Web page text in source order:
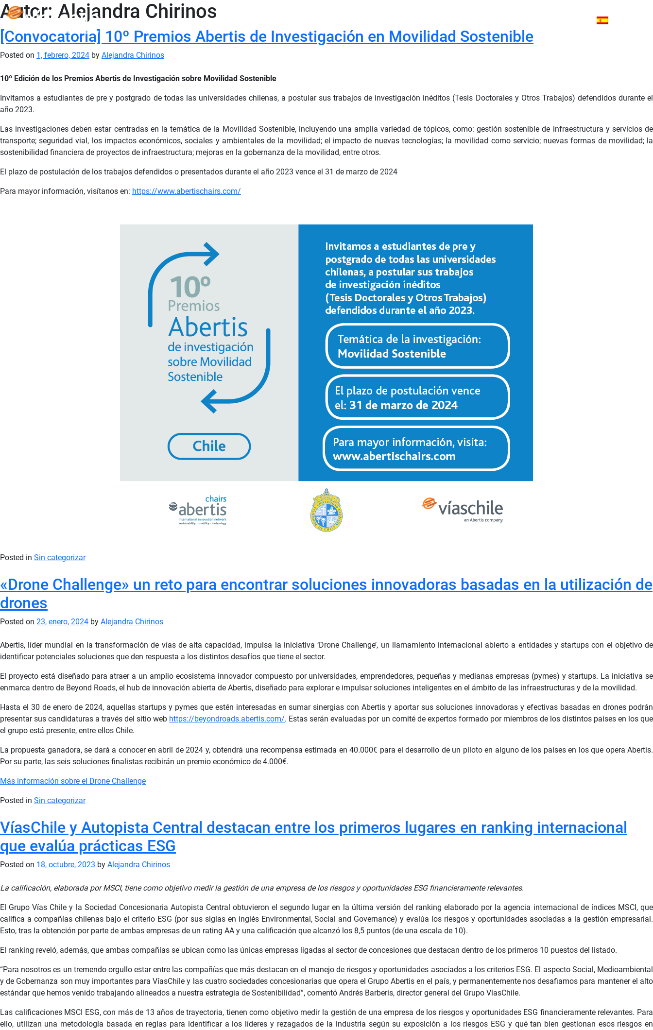
Autor: Alejandra Chirinos
[Convocatoria] 10º Premios Abertis de Investigación en Movilidad Sostenible
Posted on 1, febrero, 2024 by Alejandra Chirinos
10º Edición de los Premios Abertis de Investigación sobre Movilidad Sostenible
Invitamos a estudiantes de pre y postgrado de todas las universidades chilenas, a postular sus trabajos de investigación inéditos (Tesis Doctorales y Otros Trabajos) defendidos durante el
año 2023.
Las investigaciones deben estar centradas en la temática de la Movilidad Sostenible, incluyendo una amplia variedad de tópicos, como: gestión sostenible de infraestructura y servicios de
transporte; seguridad vial, los impactos económicos, sociales y ambientales de la movilidad; el impacto de nuevas tecnologías; la movilidad como servicio; nuevas formas de movilidad; la
sostenibilidad financiera de proyectos de infraestructura; mejoras en la gobernanza de la movilidad, entre otros.
El plazo de postulación de los trabajos defendidos o presentados durante el año 2023 vence el 31 de marzo de 2024
Para mayor información, visítanos en: https://www.abertischairs.com/
Posted in Sin categorizar
«Drone Challenge» un reto para encontrar soluciones innovadoras basadas en la utilización de
drones
Posted on 23, enero, 2024 by Alejandra Chirinos
Abertis, líder mundial en la transformación de vías de alta capacidad, impulsa la iniciativa ‘Drone Challenge’, un llamamiento internacional abierto a entidades y startups con el objetivo de
identificar potenciales soluciones que den respuesta a los distintos desafíos que tiene el sector.
El proyecto está diseñado para atraer a un amplio ecosistema innovador compuesto por universidades, emprendedores, pequeñas y medianas empresas (pymes) y startups. La iniciativa se
enmarca dentro de Beyond Roads, el hub de innovación abierta de Abertis, diseñado para explorar e impulsar soluciones inteligentes en el ámbito de las infraestructuras y de la movilidad.
Hasta el 30 de enero de 2024, aquellas startups y pymes que estén interesadas en sumar sinergias con Abertis y aportar sus soluciones innovadoras y efectivas basadas en drones podrán
presentar sus candidaturas a través del sitio web https://beyondroads.abertis.com/. Estas serán evaluadas por un comité de expertos formado por miembros de los distintos países en los que
el grupo está presente, entre ellos Chile.
La propuesta ganadora, se dará a conocer en abril de 2024 y, obtendrá una recompensa estimada en 40.000€ para el desarrollo de un piloto en alguno de los países en los que opera Abertis.
Por su parte, las seis soluciones finalistas recibirán un premio económico de 4.000€.
Más información sobre el Drone Challenge
Posted in Sin categorizar
VíasChile y Autopista Central destacan entre los primeros lugares en ranking internacional
que evalúa prácticas ESG
Posted on 18, octubre, 2023 by Alejandra Chirinos
La calificación, elaborada por MSCI, tiene como objetivo medir la gestión de una empresa de los riesgos y oportunidades ESG financieramente relevantes.
El Grupo Vías Chile y la Sociedad Concesionaria Autopista Central obtuvieron el segundo lugar en la última versión del ranking elaborado por la agencia internacional de índices MSCI, que
califica a compañías chilenas bajo el criterio ESG (por sus siglas en inglés Environmental, Social and Governance) y evalúa los riesgos y oportunidades asociadas a la gestión empresarial.
Esto, tras la obtención por parte de ambas empresas de un rating AA y una calificación que alcanzó los 8,5 puntos (de una escala de 10).
El ranking reveló, además, que ambas compañías se ubican como las únicas empresas ligadas al sector de concesiones que destacan dentro de los primeros 10 puestos del listado.
“Para nosotros es un tremendo orgullo estar entre las compañías que más destacan en el manejo de riesgos y oportunidades asociados a los criterios ESG. El aspecto Social, Medioambiental
y de Gobernanza son muy importantes para VíasChile y las cuatro sociedades concesionarias que opera el Grupo Abertis en el país, y permanentemente nos desafiamos para mantener el alto
estándar que hemos venido trabajando alineados a nuestra estrategia de Sostenibilidad”, comentó Andrés Barberis, director general del Grupo VíasChile.
Las calificaciones MSCI ESG, con más de 13 años de trayectoria, tienen como objetivo medir la gestión de una empresa de los riesgos y oportunidades ESG financieramente relevantes. Para
ello, utilizan una metodología basada en reglas para identificar a los líderes y rezagados de la industria según su exposición a los riesgos ESG y qué tan bien gestionan esos riesgos en